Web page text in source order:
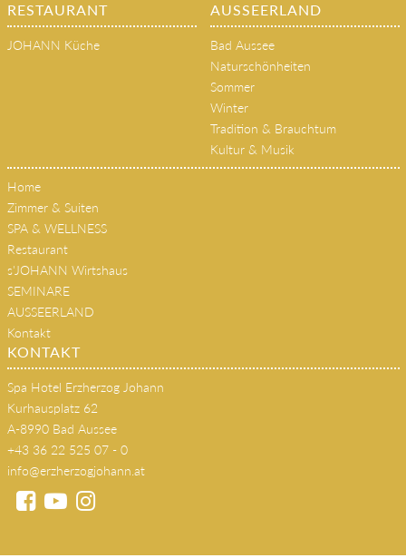
RESTAURANT
JOHANN Küche
AUSSEERLAND
Bad Aussee
Naturschönheiten
Sommer
Winter
Tradition & Brauchtum
Kultur & Musik
Home
Zimmer & Suiten
SPA & WELLNESS
Restaurant
s'JOHANN Wirtshaus
SEMINARE
AUSSEERLAND
Kontakt
KONTAKT
Spa Hotel Erzherzog Johann
Kurhausplatz 62
A-8990 Bad Aussee
+43 36 22 525 07 - 0
info@erzherzogjohann.at